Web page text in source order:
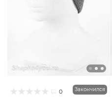
0 Закончился